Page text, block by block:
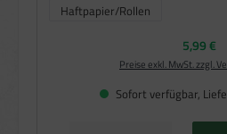
Haftpapier/Rollen
5,99 €
Preise exkl. MwSt. zzgl.
Sofort verfügbar,
Produkt Anzahl: Gib den gewünschten Wert ein